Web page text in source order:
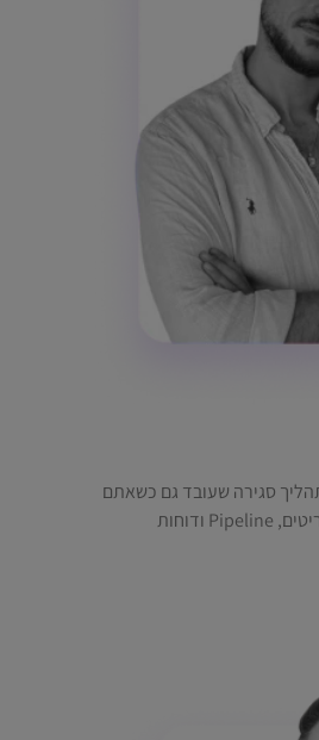
סגירה שעובד גם כשאתם
לא על הקו. מסרים, תסריטים, Pipeline ודוחות